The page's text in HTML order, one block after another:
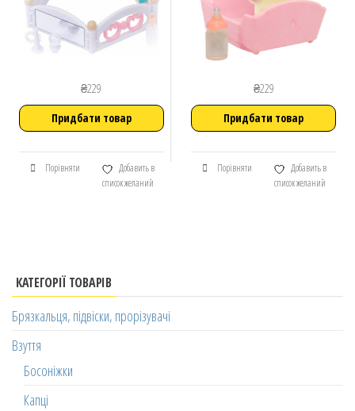
₴229
Придбати товар
Порівняти
Добавить в
список желаний
₴229
Придбати товар
Порівняти
Добавить в
список желаний
КАТЕГОРІЇ ТОВАРІВ
Брязкальця, підвіски, прорізувачі
Взуття
Босоніжки
Капці